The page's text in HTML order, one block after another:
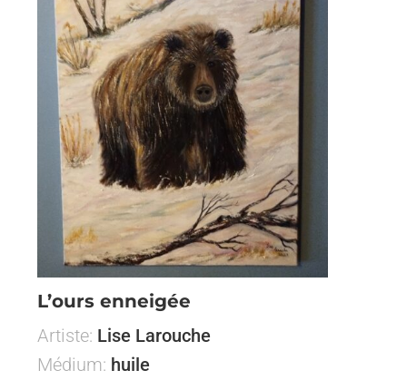
L’ours enneigée
Artiste: Lise Larouche
Médium: huile